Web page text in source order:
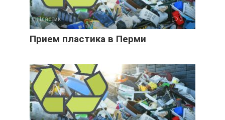
Пластик 0
Прием пластика в Перми